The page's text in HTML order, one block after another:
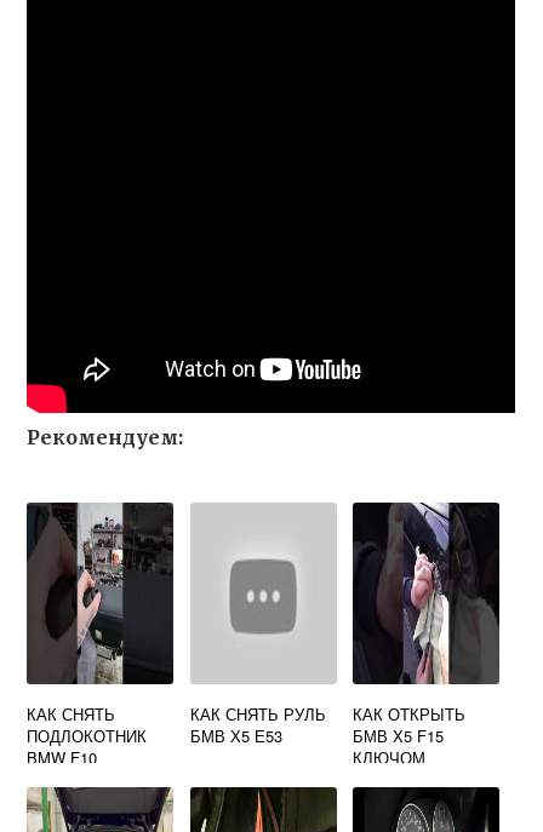
Рекомендуем:
КАК СНЯТЬ
ПОДЛОКОТНИК
BMW F10
КАК СНЯТЬ РУЛЬ
БМВ Х5 Е53
КАК ОТКРЫТЬ
БМВ Х5 F15
КЛЮЧОМ